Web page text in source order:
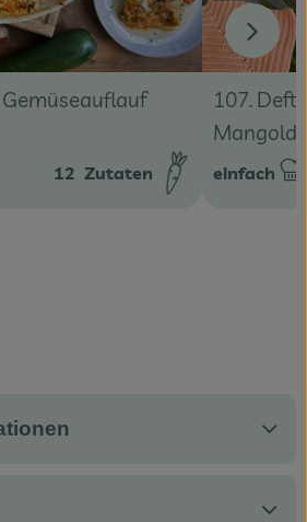
12 Zutaten
107.
Mangold
einfach